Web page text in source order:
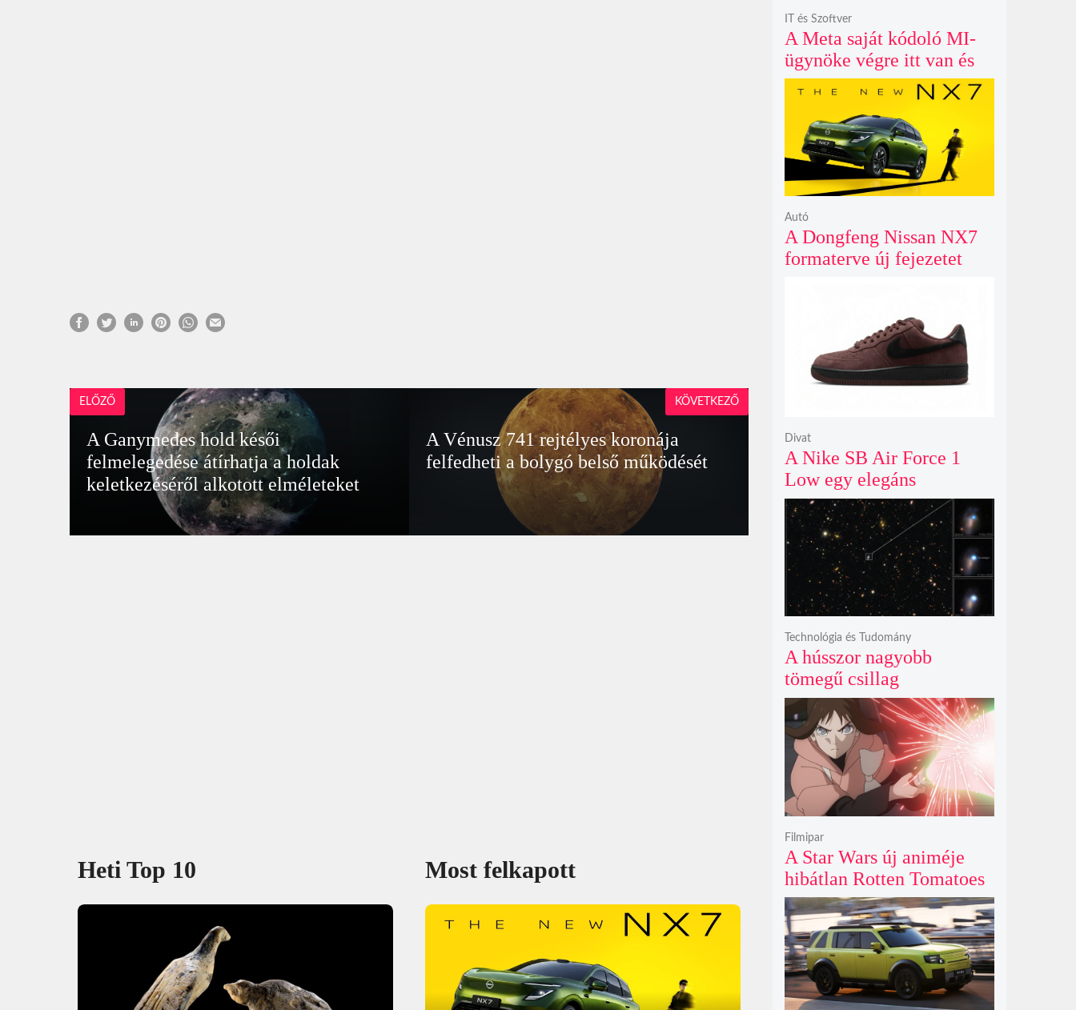
ELŐZŐ
A Ganymedes hold késői
felmelegedése átírhatja a holdak
keletkezéséről alkotott elméleteket
A Vénusz 741 rejtélyes koronája
felfedheti a bolygó belső működését
KÖVETKEZŐ
Heti Top 10 Most felkapott
A Meta saját kódoló MI-
ügynöke végre itt van és
nem fél belenyúlni a
IT és Szoftver
A Dongfeng Nissan NX7
formaterve új fejezetet
Autó
A Nike SB Air Force 1
Low egy elegáns
világosbarna
színváltozatban bukkant
fel újra
Divat
A hússzor nagyobb
tömegű csillag
szupernóvájának rejtélyes
első fényét gamma-kitörés
nélkül kapták lencsevégre
a Föld obszervatóriumai
Technológia és Tudomány
A Star Wars új animéje
hibátlan Rotten Tomatoes
értékeléssel bizonyítja
nincs szükség a
nagyvászonra
Filmipar